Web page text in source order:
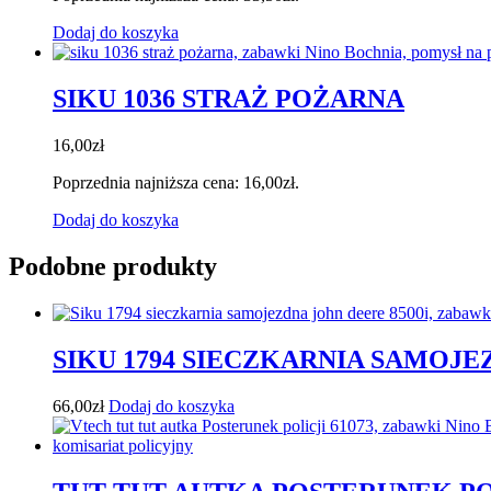
Dodaj do koszyka
SIKU 1036 STRAŻ POŻARNA
16,00zł
Poprzednia najniższa cena: 16,00zł.
Dodaj do koszyka
Podobne produkty
SIKU 1794 SIECZKARNIA
66,00zł Dodaj do koszyka